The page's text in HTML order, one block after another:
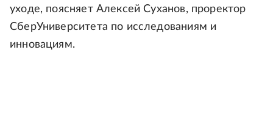
уходе, поясняет Алексей Суханов, проректор
СберУниверситета по исследованиям и
инновациям.